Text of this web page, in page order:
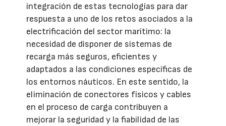
integración de estas tecnologías para dar
respuesta a uno de los retos asociados a la
electrificación del sector marítimo: la
necesidad de disponer de sistemas de
recarga más seguros, eficientes y
adaptados a las condiciones específicas de
los entornos náuticos. En este sentido, la
eliminación de conectores físicos y cables
en el proceso de carga contribuyen a
mejorar la seguridad y la fiabilidad de las